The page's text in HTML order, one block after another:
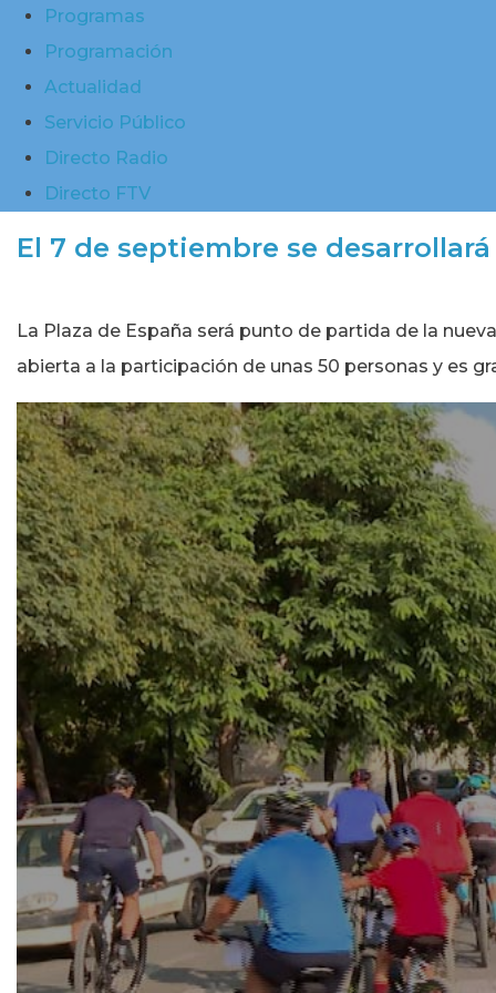
Programas
Programación
Actualidad
Servicio Público
Directo Radio
Directo FTV
El 7 de septiembre se
La Plaza de España será punto de partida de la
abierta a la participación de unas 50 personas y es